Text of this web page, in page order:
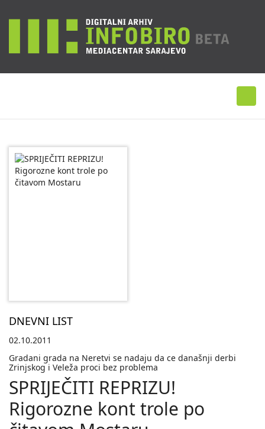
DNEVNI LIST
02.10.2011
Gradani grada na Neretvi se nadaju da ce današnji derbi
Zrinjskog i Veleža proci bez problema
SPRIJEČITI REPRIZU!
Rigorozne kont trole po